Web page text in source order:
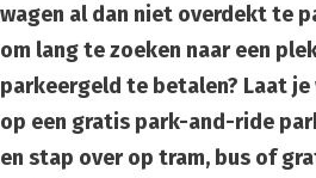
wagen al dan niet overdekt te
om lang te zoeken naar een
parkeergeld te betalen? Laat je
op een gratis park-and-ride
en stap over op tram, bus of